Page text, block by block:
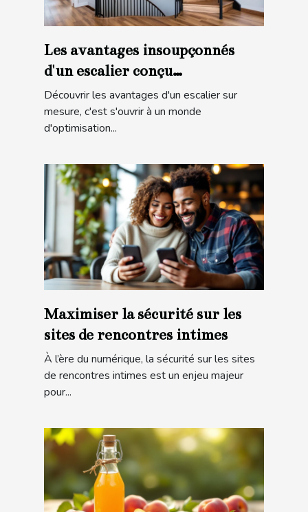
Les avantages insoupçonnés
d'un escalier conçu
spécialement pour vous
Découvrir les avantages d'un escalier sur
mesure, c'est s'ouvrir à un monde
d'optimisation...
Maximiser la sécurité sur les
sites de rencontres intimes
À l’ère du numérique, la sécurité sur les sites
de rencontres intimes est un enjeu majeur
pour...